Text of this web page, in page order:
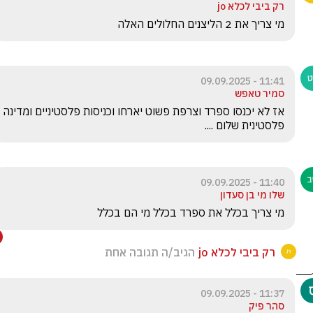
רק ביבי לכלא jo
מי צריך את 2 הליצנים החלולים האלה
11:41 - 09.09.2025
סמיר טאפש
פלסטינית שלום ....
11:40 - 09.09.2025
שלו מי בן סעדון
מי צריך בכלל את ספרד בכלל מי הם בכלל
רק ביבי לכלא jo הגיב/ה תגובה אחת
11:37 - 09.09.2025
סהר פיק